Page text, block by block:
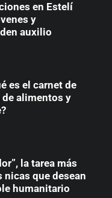
en Estelí
y
auxilio
es el carnet de
alimentos y
la tarea más
que desean
humanitario